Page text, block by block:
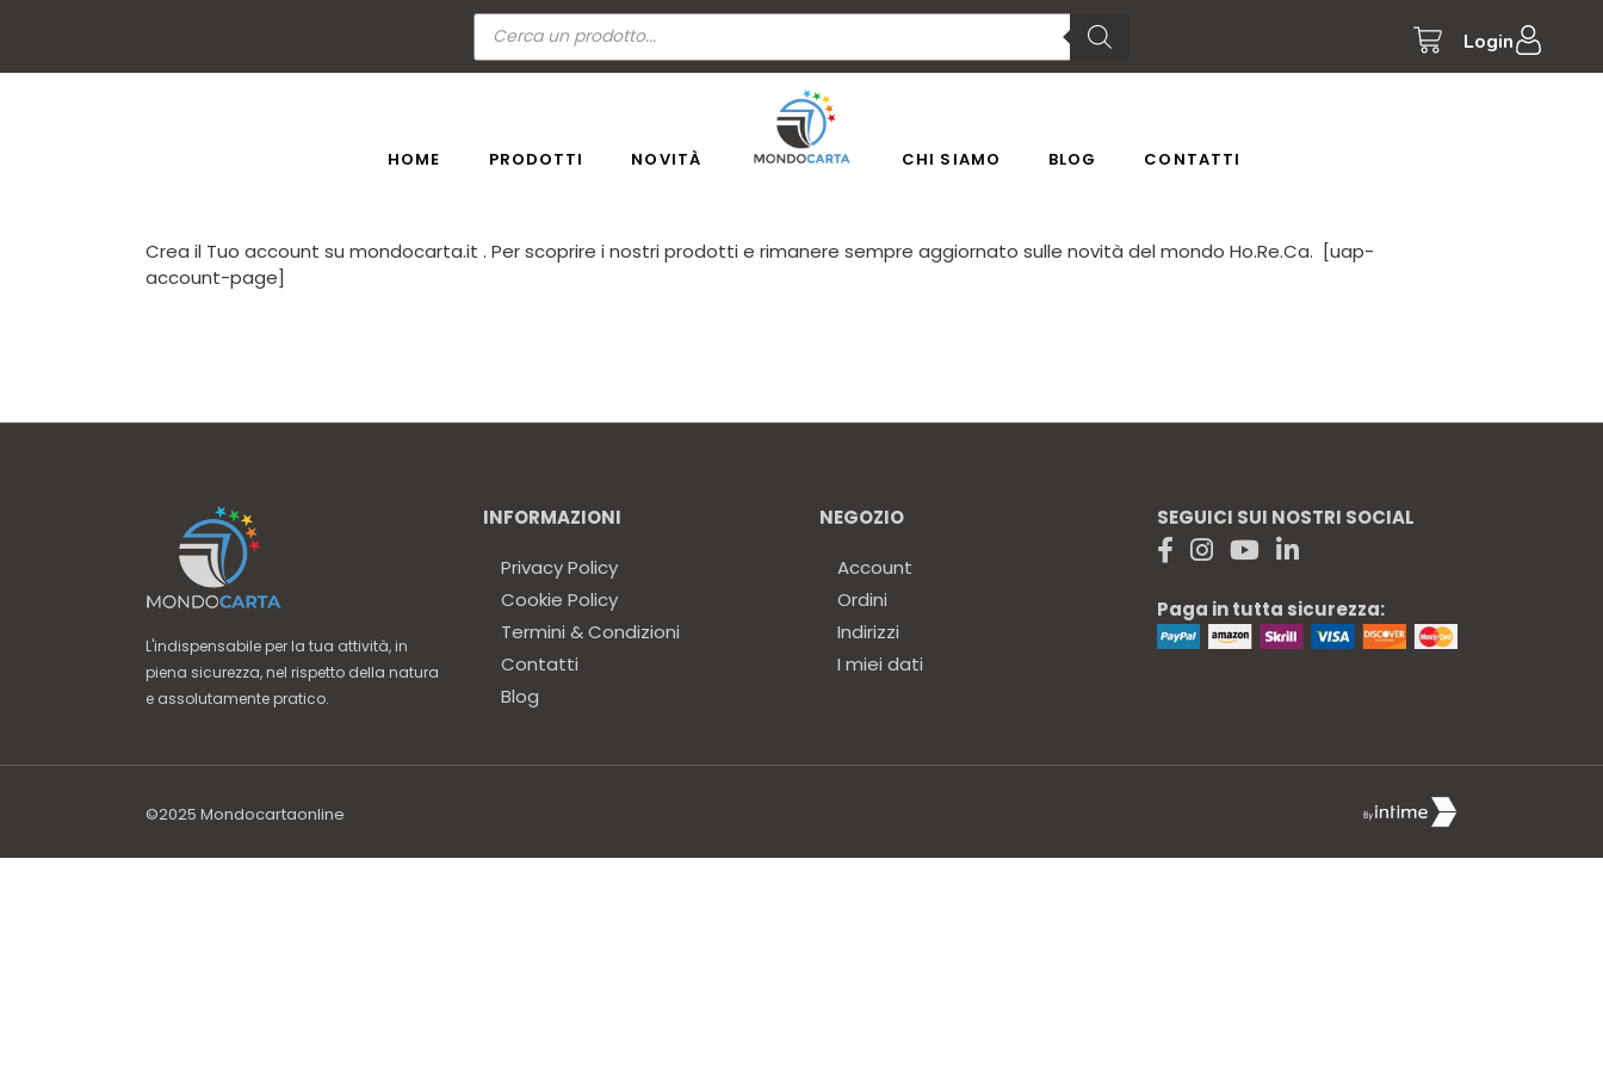
Ricerca
prodotti Login
HOME PRODOTTI NOVITÀ CHI SIAMO BLOG CONTATTI
Crea il Tuo account su mondocarta.it . Per scoprire i nostri prodotti e rimanere sempre aggiornato sulle novità del mondo Ho.Re.Ca. [uap-
account-page]
L'indispensabile per la tua attività, in
piena sicurezza, nel rispetto della natura
e assolutamente pratico.
INFORMAZIONI
Privacy Policy
Cookie Policy
Termini & Condizioni
Contatti
Blog
NEGOZIO
Account
Ordini
Indirizzi
I miei dati
SEGUICI SUI NOSTRI SOCIAL
Paga in tutta sicurezza:
©2025 Mondocartaonline